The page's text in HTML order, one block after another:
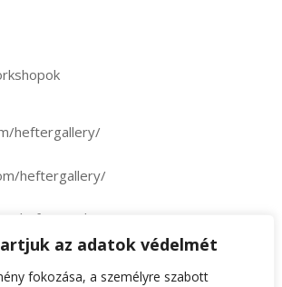
az adatok védelmét
fokozása, a személyre szabott
heftergallery/
heftergallery/
hefterstudio/